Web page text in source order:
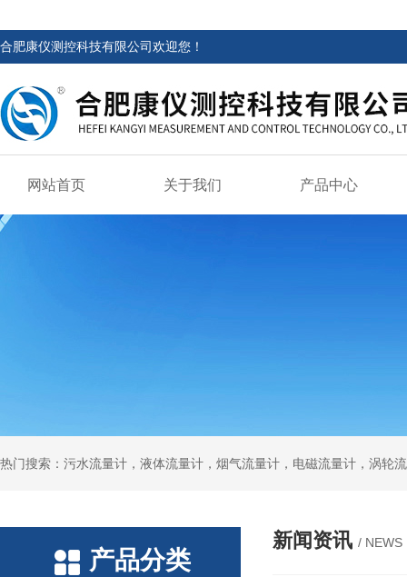
合肥康仪测控科技有限公司欢迎您！
网站首页 关于我们 产品中心
产品分类
新闻资讯 / NEWS